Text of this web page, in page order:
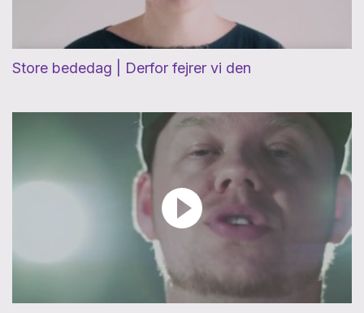
Store bededag | Derfor fejrer vi den